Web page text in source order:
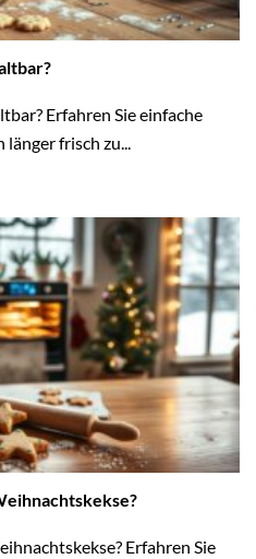
Erfahren Sie einfache
frisch zu...
Erfahren Sie